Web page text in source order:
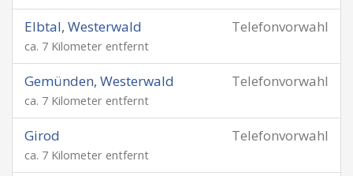
Telefonvorwahl
Elbtal, Westerwald
ca. 7 Kilometer entfernt
Telefonvorwahl
Gemünden, Westerwald
ca. 7 Kilometer entfernt
Telefonvorwahl
Girod
ca. 7 Kilometer entfernt